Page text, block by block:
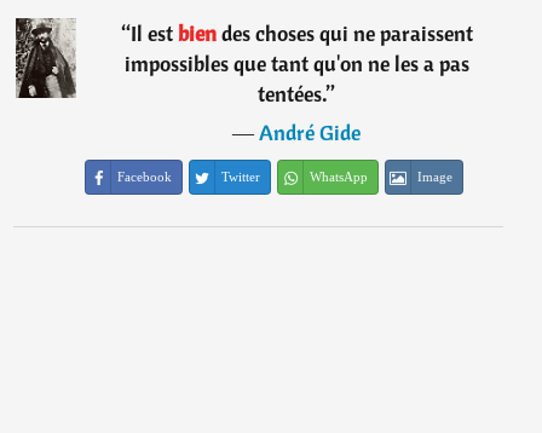
“Il estbiendes choses qui ne paraissent
impossibles que tant qu'on ne les a pas
tentées.”
―André Gide
Facebook Twitter WhatsApp Image